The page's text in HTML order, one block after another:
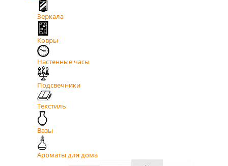
Зеркала
Ковры
Настенные часы
Подсвечники
Текстиль
Вазы
Ароматы для дома